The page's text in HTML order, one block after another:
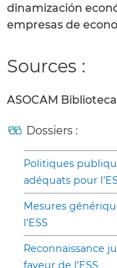
dinamización
empresas de
Sources :
ASOCAM
Dossiers :
Politiques
adéquats pour
Mesures
l’ESS
Reconnaissance
faveur de l’ESS